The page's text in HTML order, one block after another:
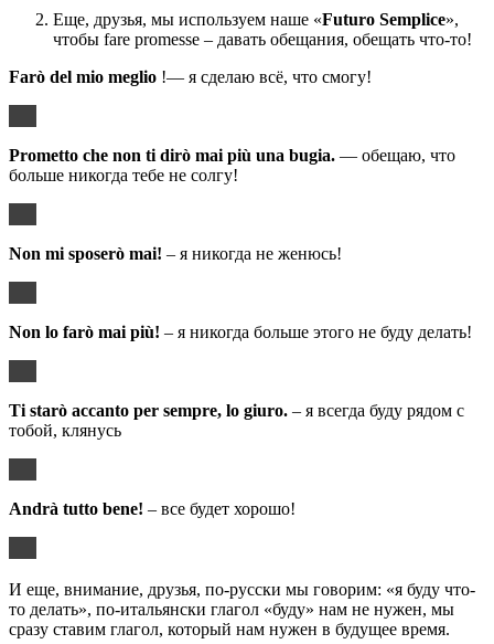
Еще, друзья, мы используем наше «Futuro Semplice»,
чтобы fare promesse – давать обещания, обещать что-то!
Farò del mio meglio !— я сделаю всё, что смогу!
Prometto che non ti dirò mai più una bugia. — обещаю, что
больше никогда тебе не солгу!
Non mi sposerò mai! – я никогда не женюсь!
Non lo farò mai più! – я никогда больше этого не буду делать!
Ti starò accanto per sempre, lo giuro. – я всегда буду рядом с
тобой, клянусь
Andrà tutto bene! – все будет хорошо!
И еще, внимание, друзья, по-русски мы говорим: «я буду что-
то делать», по-итальянски глагол «буду» нам не нужен, мы
сразу ставим глагол, который нам нужен в будущее время.